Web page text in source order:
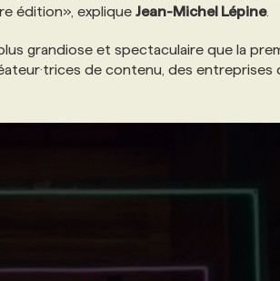
édition», explique Jean-Michel Lépine.
grandiose et spectaculaire que la
de contenu, des entreprises